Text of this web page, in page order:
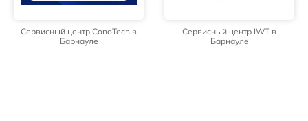
Сервисный центр ConoTech в
Барнауле
Сервисный центр IWT в
Барнауле